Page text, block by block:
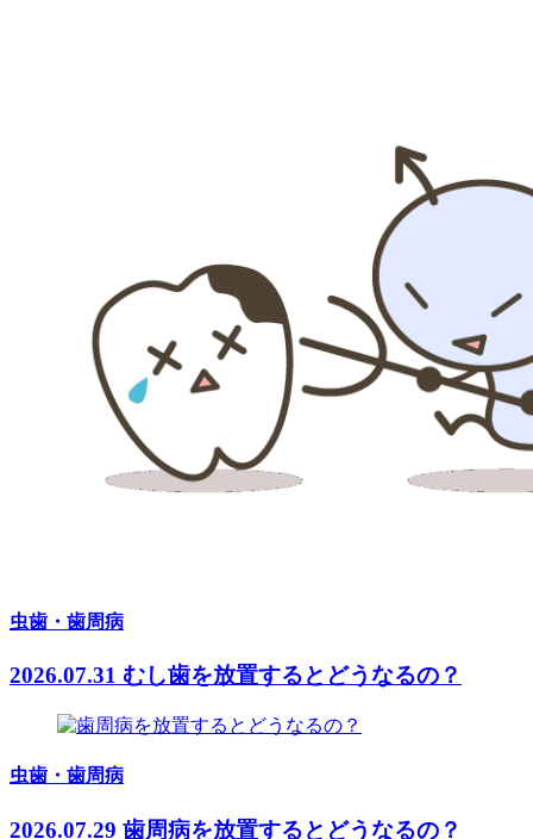
虫歯・歯周病
2026.07.31 むし歯を放置するとどうなるの？
虫歯・歯周病
2026.07.29 歯周病を放置するとどうなるの？